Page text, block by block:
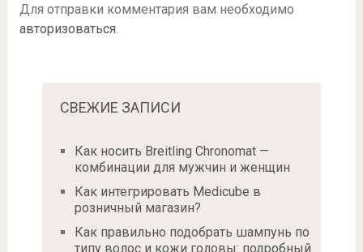
Для отправки комментария вам необходимо
авторизоваться.
СВЕЖИЕ ЗАПИСИ
Как носить Breitling Chronomat —
комбинации для мужчин и женщин
Как интегрировать Medicube в
розничный магазин?
Как правильно подобрать шампунь по
типу волос и кожи головы: подробный